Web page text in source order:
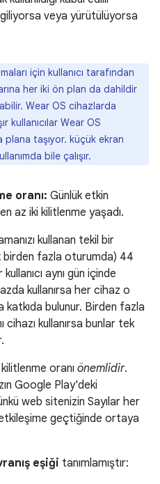
veya yürütülüyorsa
için kullanıcı tarafından
her iki ön plan da dahildir
Wear OS cihazlarda
kullanıcılar Wear OS
plana taşıyor. küçük ekran
bile çalışır.
oranı: Günlük etkin
en az iki kilitlenme yaşadı.
kullanan tekil bir
birden fazla oturumda) 44
aynı gün içinde
kullanırsa her cihaz o
katkıda bulunur. Birden fazla
cihazı kullanırsa bunlar tek
oranı önemlidir.
Google Play'deki
web sitenizin Sayılar her
etkileşime geçtiğinde ortaya
eşiği tanımlamıştır: